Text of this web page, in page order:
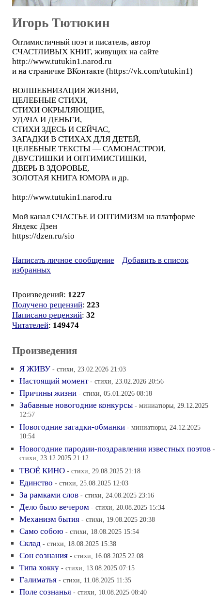
Игорь Тютюкин
Оптимистичный поэт и писатель, автор
СЧАСТЛИВЫХ КНИГ, живущих на сайте
http://www.tutukin1.narod.ru
и на страничке ВКонтакте (https://vk.com/tutukin1)
ВОЛШЕБНИЗАЦИЯ ЖИЗНИ,
ЦЕЛЕБНЫЕ СТИХИ,
СТИХИ ОКРЫЛЯЮЩИЕ,
УДАЧА И ДЕНЬГИ,
СТИХИ ЗДЕСЬ И СЕЙЧАС,
ЗАГАДКИ В СТИХАХ ДЛЯ ДЕТЕЙ,
ЦЕЛЕБНЫЕ ТЕКСТЫ — САМОНАСТРОИ,
ДВУСТИШКИ И ОПТИМИСТИШКИ,
ДВЕРЬ В ЗДОРОВЬЕ,
ЗОЛОТАЯ КНИГА ЮМОРА и др.
http://www.tutukin1.narod.ru
Мой канал СЧАСТЬЕ И ОПТИМИЗМ на платформе
Яндекс Дзен
https://dzen.ru/sio
Написать личное сообщение
Добавить в список
избранных
Произведений: 1227
Получено рецензий: 223
Написано рецензий: 32
Читателей: 149474
Произведения
Я ЖИВУ - стихи, 23.02.2026 21:03
Настоящий момент - стихи, 23.02.2026 20:56
Причины жизни - стихи, 05.01.2026 08:18
Забавные новогодние конкурсы - миниатюры, 29.12.2025
12:57
Новогодние загадки-обманки - миниатюры, 24.12.2025
10:54
Новогодние пародии-поздравления известных поэтов -
стихи, 23.12.2025 21:12
ТВОЁ КИНО - стихи, 29.08.2025 21:18
Единство - стихи, 25.08.2025 12:03
За рамками слов - стихи, 24.08.2025 23:16
Дело было вечером - стихи, 20.08.2025 15:34
Механизм бытия - стихи, 19.08.2025 20:38
Само собою - стихи, 18.08.2025 15:54
Склад - стихи, 18.08.2025 15:38
Сон сознания - стихи, 16.08.2025 22:08
Типа хокку - стихи, 13.08.2025 07:15
Галиматья - стихи, 11.08.2025 11:35
Поле сознанья - стихи, 10.08.2025 08:40